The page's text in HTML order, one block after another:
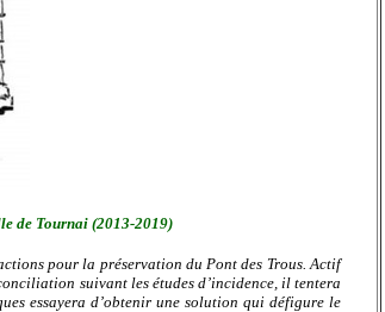
de Tournai (2013-2019)
pour la préservation du Pont des Trous. Actif
suivant les études d’incidence, il tentera
essayera d’obtenir une solution qui défigure le